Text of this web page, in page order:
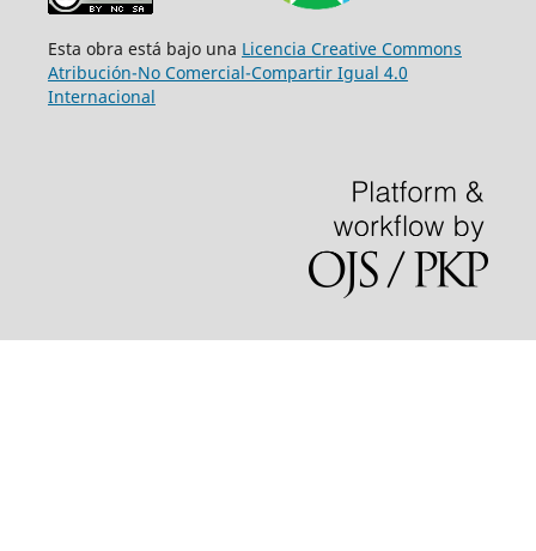
Esta obra está bajo una Licencia Creative Commons
Atribución-No Comercial-Compartir Igual 4.0
Internacional